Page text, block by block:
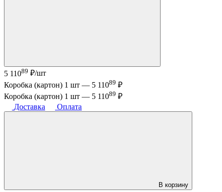
5 11089 ₽/шт
Коробка (картон) 1 шт — 5 11089 ₽
Коробка (картон) 1 шт — 5 11089 ₽
Доставка
Оплата
В корзину